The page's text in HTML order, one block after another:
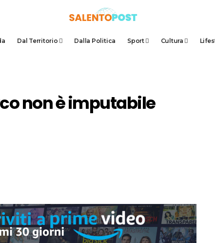
Dal Territorio Dalla Politica Sport Cultura
non è imputabile